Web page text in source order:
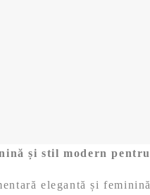
și stil modern
elegantă și